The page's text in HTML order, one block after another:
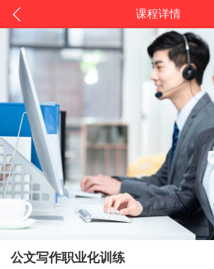
课程详情
公文写作职业化训练